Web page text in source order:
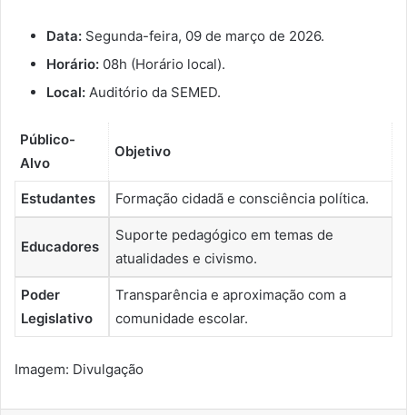
Data: Segunda-feira, 09 de março de 2026.
Horário: 08h (Horário local).
Local: Auditório da SEMED.
Público-
Alvo
Objetivo
Estudantes Formação cidadã e consciência política.
Educadores
Suporte pedagógico em temas de
atualidades e civismo.
Poder
Legislativo
Transparência e aproximação com a
comunidade escolar.
Imagem: Divulgação